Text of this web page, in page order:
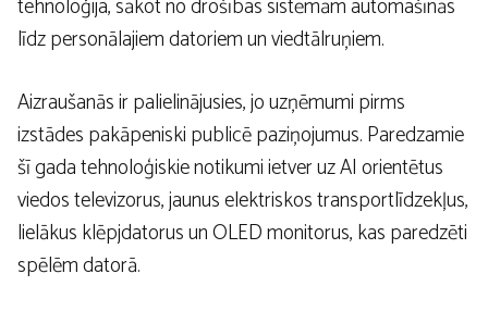
līdz personālajiem datoriem un viedtālruņiem.
Aizraušanās ir palielinājusies, jo uzņēmumi pirms
izstādes pakāpeniski publicē paziņojumus. Paredzamie
šī gada tehnoloģiskie notikumi ietver uz AI orientētus
viedos televizorus, jaunus elektriskos transportlīdzekļus,
lielākus klēpjdatorus un OLED monitorus, kas paredzēti
spēlēm datorā.